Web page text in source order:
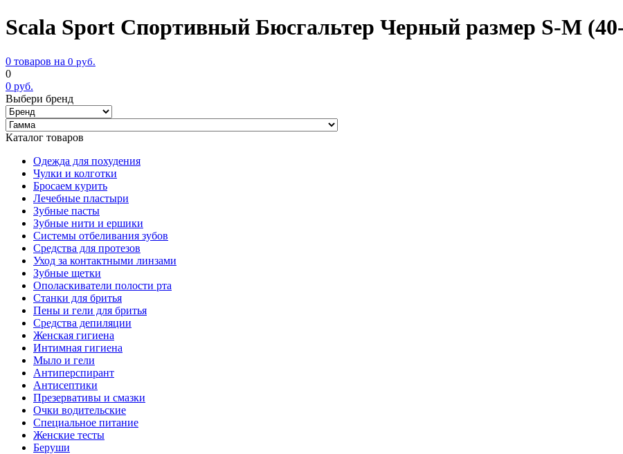
Scala Sport Спортивный Бюсгальтер Черный размер S-M
0 товаров на 0 руб.
0
0 руб.
Выбери бренд
Каталог товаров
Одежда для похудения
Чулки и колготки
Бросаем курить
Лечебные пластыри
Зубные пасты
Зубные нити и ершики
Системы отбеливания зубов
Средства для протезов
Уход за контактными линзами
Зубные щетки
Ополаскиватели полости рта
Станки для бритья
Пены и гели для бритья
Средства депиляции
Женская гигиена
Интимная гигиена
Мыло и гели
Антиперспирант
Антисептики
Презервативы и смазки
Очки водительские
Специальное питание
Женские тесты
Беруши